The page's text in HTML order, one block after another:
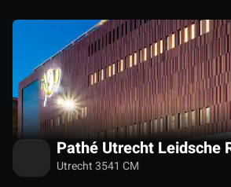
Pathé Utrecht Leidsche
Utrecht 3541 CM